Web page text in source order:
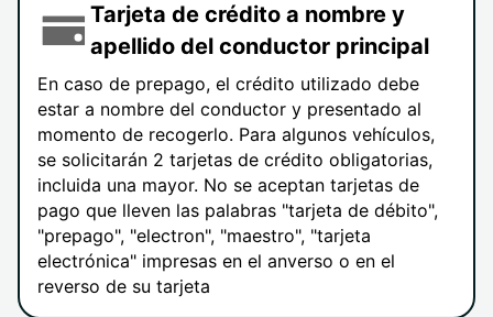
Tarjeta de crédito a nombre y
apellido del conductor principal
En caso de prepago, el crédito utilizado debe
estar a nombre del conductor y presentado al
momento de recogerlo. Para algunos vehículos,
se solicitarán 2 tarjetas de crédito obligatorias,
incluida una mayor. No se aceptan tarjetas de
pago que lleven las palabras "tarjeta de débito",
"prepago", "electron", "maestro", "tarjeta
electrónica" impresas en el anverso o en el
reverso de su tarjeta